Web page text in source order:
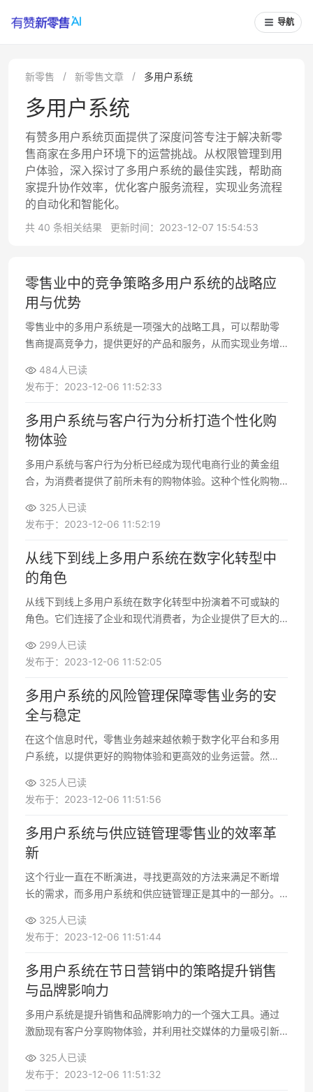
导航
新零售 新零售文章 多用户系统
多用户系统
有赞多用户系统页面提供了深度问答专注于解决新零
售商家在多用户环境下的运营挑战。从权限管理到用
户体验，深入探讨了多用户系统的最佳实践，帮助商
家提升协作效率，优化客户服务流程，实现业务流程
的自动化和智能化。
共 40 条相关结果 更新时间：2023-12-07 15:54:53
零售业中的竞争策略多用户系统的战略应
用与优势
零售业中的多用户系统是一项强大的战略工具，可以帮助零
售商提高竞争力，提供更好的产品和服务，从而实现业务增
484人已读
发布于：2023-12-06 11:52:33
多用户系统与客户行为分析打造个性化购
物体验
多用户系统与客户行为分析已经成为现代电商行业的黄金组
合，为消费者提供了前所未有的购物体验。这种个性化购物
户忠诚度
325人已读
发布于：2023-12-06 11:52:19
从线下到线上多用户系统在数字化转型中
的角色
从线下到线上多用户系统在数字化转型中扮演着不可或缺的
角色。它们连接了企业和现代消费者，为企业提供了巨大的
得成功，企业需要不断创新
299人已读
发布于：2023-12-06 11:52:05
多用户系统的风险管理保障零售业务的安
全与稳定
在这个信息时代，零售业务越来越依赖于数字化平台和多用
户系统，以提供更好的购物体验和更高效的业务运营。然
325人已读
发布于：2023-12-06 11:51:56
多用户系统与供应链管理零售业的效率革
新
这个行业一直在不断演进，寻找更高效的方法来满足不断增
长的需求，而多用户系统和供应链管理正是其中的一部分。
效率革新，为企业带来更大的成功
325人已读
发布于：2023-12-06 11:51:44
多用户系统在节日营销中的策略提升销售
与品牌影响力
多用户系统是提升销售和品牌影响力的一个强大工具。通过
激励现有客户分享购物体验，并利用社交媒体的力量吸引新
325人已读
发布于：2023-12-06 11:51:32